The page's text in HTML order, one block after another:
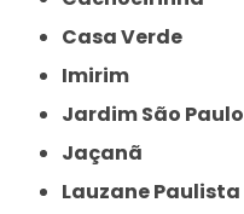
Casa Verde
Imirim
Jardim São Paulo
Jaçanã
Lauzane Paulista